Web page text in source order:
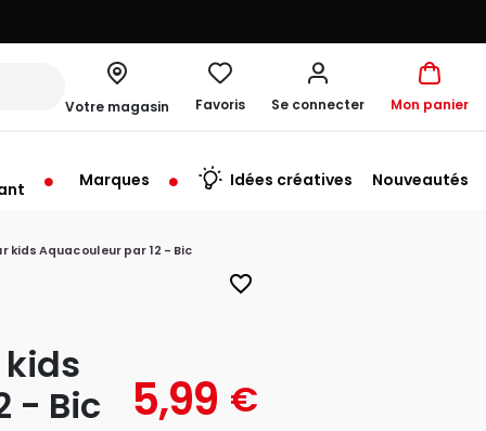
Votre magasin
à 19:30
Favoris Se connecter Mon panier
Marques Idées créatives Nouveautés
kids Aquacouleur par 12 - Bic
favorite_border
- Bic
5,99 €